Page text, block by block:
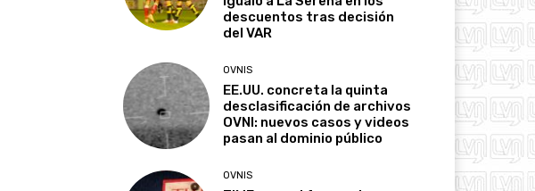
descuentos tras decisión
del VAR
OVNIS
EE.UU. concreta la quinta
desclasificación de archivos
OVNI: nuevos casos y videos
pasan al dominio público
OVNIS